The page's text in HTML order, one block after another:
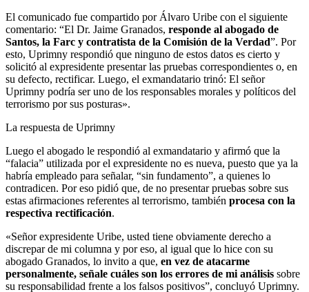
El comunicado fue compartido por Álvaro Uribe con el siguiente
comentario: “El Dr. Jaime Granados, responde al abogado de
Santos, la Farc y contratista de la Comisión de la Verdad”. Por
esto, Uprimny respondió que ninguno de estos datos es cierto y
solicitó al expresidente presentar las pruebas correspondientes o, en
su defecto, rectificar. Luego, el exmandatario trinó: El señor
Uprimny podría ser uno de los responsables morales y políticos del
terrorismo por sus posturas».
La respuesta de Uprimny
Luego el abogado le respondió al exmandatario y afirmó que la
“falacia” utilizada por el expresidente no es nueva, puesto que ya la
habría empleado para señalar, “sin fundamento”, a quienes lo
contradicen. Por eso pidió que, de no presentar pruebas sobre sus
estas afirmaciones referentes al terrorismo, también procesa con la
respectiva rectificación.
«Señor expresidente Uribe, usted tiene obviamente derecho a
discrepar de mi columna y por eso, al igual que lo hice con su
abogado Granados, lo invito a que, en vez de atacarme
personalmente, señale cuáles son los errores de mi análisis sobre
su responsabilidad frente a los falsos positivos”, concluyó Uprimny.